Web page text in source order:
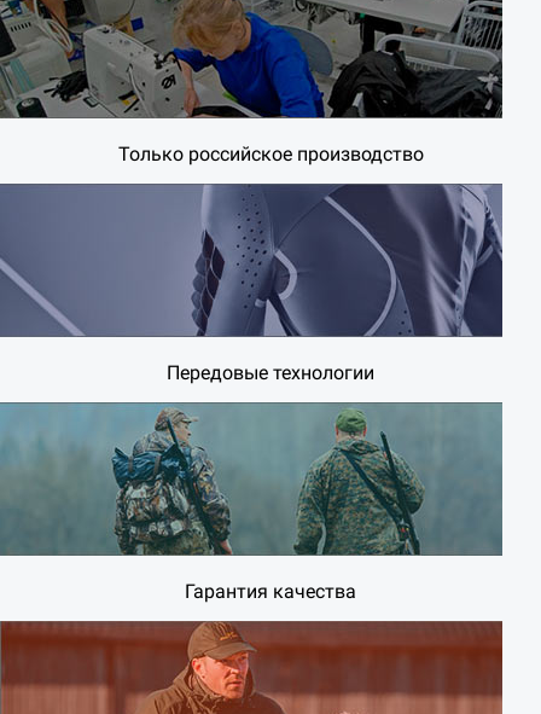
Только российское производство
Передовые технологии
Гарантия качества